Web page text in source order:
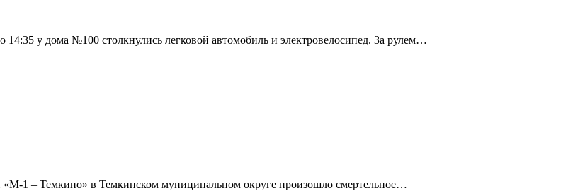
у дома №100 столкнулись легковой автомобиль и электровелосипед. За рулем…
«М-1 – Темкино» в Темкинском муниципальном округе произошло смертельное…